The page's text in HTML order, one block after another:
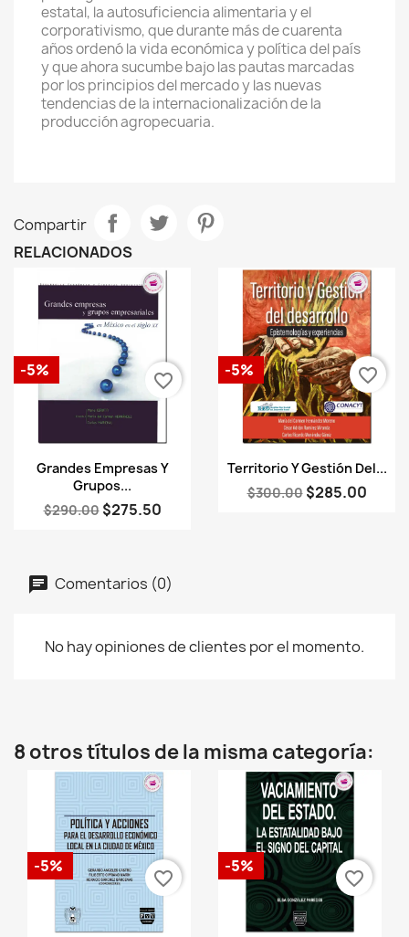
estatal, la autosuficiencia alimentaria y el
corporativismo, que durante más de cuarenta
años ordenó la vida económica y política del país
y que ahora sucumbe bajo las pautas marcadas
por los principios del mercado y las nuevas
tendencias de la internacionalización de la
producción agropecuaria.
Compartir
RELACIONADOS
Vista rápida
Grandes Empresas Y
Grupos...
$290.00 $275.50
-5%
favorite_border
Vista rápida
Territorio Y Gestión Del...
$300.00 $285.00
-5% favorite_border
Comentarios (0)
No hay opiniones de clientes por el momento.
8 otros títulos de la misma categoría:
-5%
favorite_border
-5%
favorite_border